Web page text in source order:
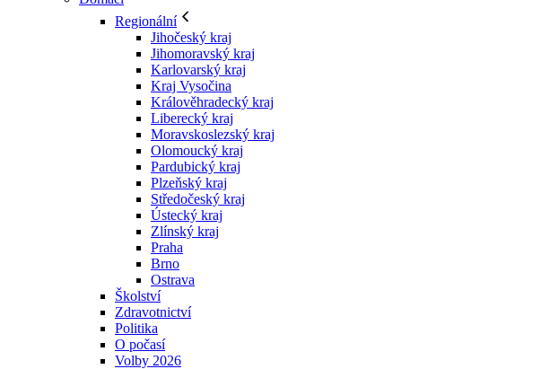
Regionální
Jihočeský kraj
Jihomoravský kraj
Karlovarský kraj
Kraj Vysočina
Králověhradecký kraj
Liberecký kraj
Moravskoslezský kraj
Olomoucký kraj
Pardubický kraj
Plzeňský kraj
Středočeský kraj
Ústecký kraj
Zlínský kraj
Praha
Brno
Ostrava
Školství
Zdravotnictví
Politika
O počasí
Volby 2026